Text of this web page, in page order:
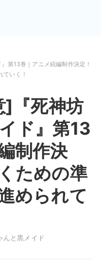
第13巻｜アニメ続編制作決定！
いく！
]『死神坊
ド』第13
制作決
ための準
められて
んと黒メイド